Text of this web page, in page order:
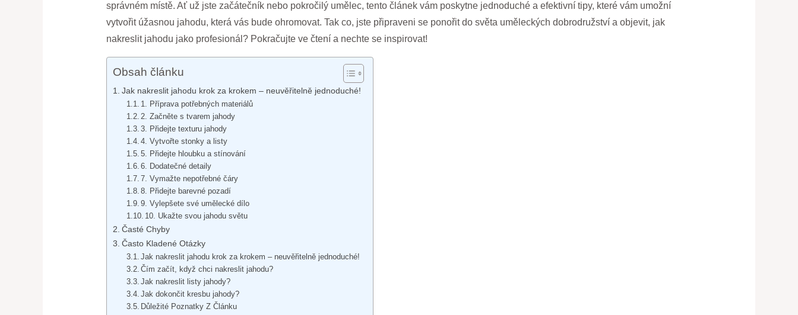
správném místě. Ať už jste začátečník nebo pokročilý umělec, tento článek vám poskytne jednoduché a efektivní tipy, které vám umožní
vytvořit úžasnou jahodu, která vás bude ohromovat. Tak co, jste připraveni se ponořit do světa uměleckých dobrodružství a objevit, jak
nakreslit jahodu jako profesionál? Pokračujte ve čtení a nechte se inspirovat!
Obsah článku
Jak nakreslit jahodu krok za krokem – neuvěřitelně jednoduché!
1. Příprava potřebných materiálů
2. Začněte s tvarem jahody
3. Přidejte texturu jahody
4. Vytvořte stonky a listy
5. Přidejte hloubku a stínování
6. Dodatečné detaily
7. Vymažte nepotřebné čáry
8. Přidejte barevné pozadí
9. Vylepšete své umělecké dílo
10. Ukažte svou jahodu světu
Časté Chyby
Často Kladené Otázky
Jak nakreslit jahodu krok za krokem – neuvěřitelně jednoduché!
Čím začít, když chci nakreslit jahodu?
Jak nakreslit listy jahody?
Jak dokončit kresbu jahody?
Důležité Poznatky Z Článku